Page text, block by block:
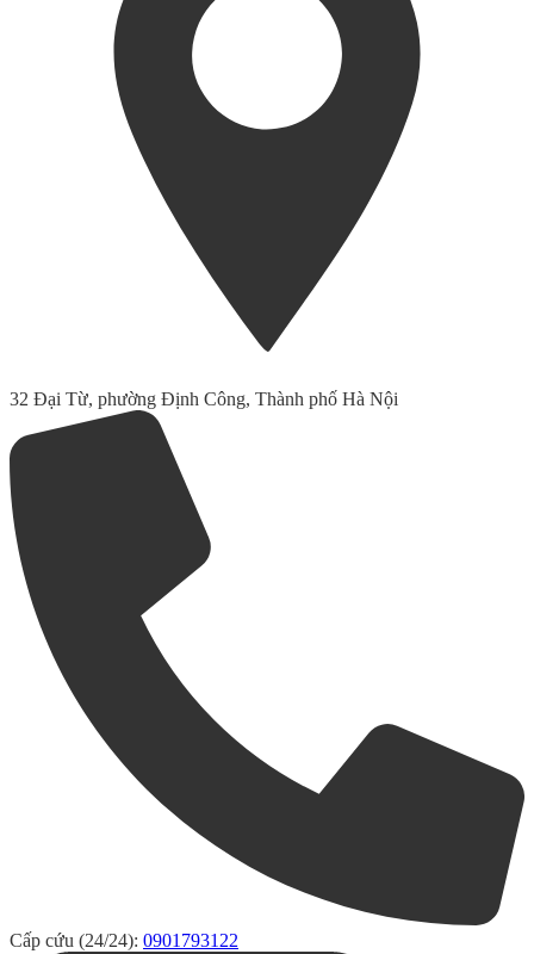
32 Đại Từ, phường Định Công, Thành phố Hà Nội
Cấp cứu (24/24): 0901793122